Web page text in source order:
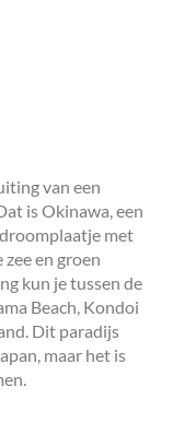
van een
is Okinawa, een
met
en groen
kun je tussen de
Beach, Kondoi
Dit paradijs
maar het is